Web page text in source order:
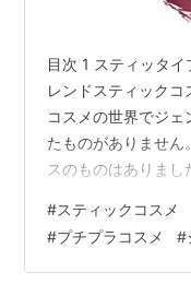
目次 1 スティッタ
レンドスティック
コスメの世界でジ
たものがありません
スのものはありまし
レスのコスメが人
と感じますね。男性
コスのように少し値
#スティックコスメ
#プチプラコスメ #